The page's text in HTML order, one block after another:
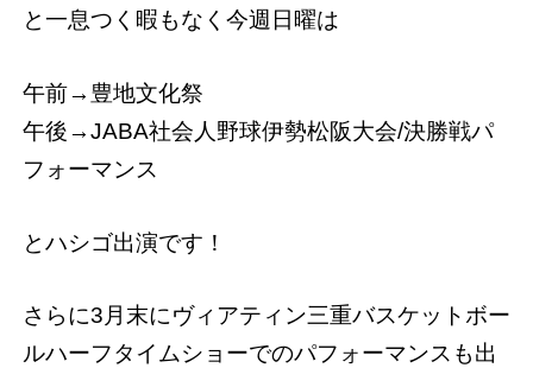
と一息つく暇もなく今週日曜は
午前→豊地文化祭
午後→JABA社会人野球伊勢松阪大会/決勝戦パ
フォーマンス
とハシゴ出演です！
さらに3月末にヴィアティン三重バスケットボー
ルハーフタイムショーでのパフォーマンスも出